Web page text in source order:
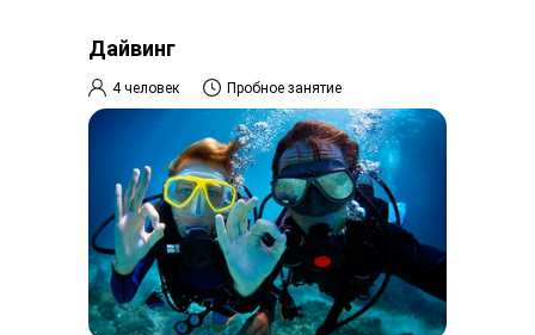
Дайвинг
4 человек Пробное занятие